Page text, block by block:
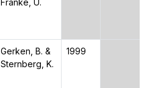
Franke, U.
Gerken, B. &
Sternberg, K.
1999